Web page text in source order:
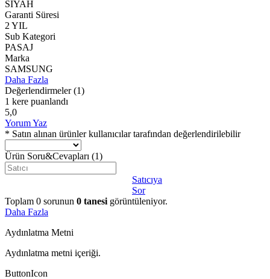
SİYAH
Garanti Süresi
2 YIL
Sub Kategori
PASAJ
Marka
SAMSUNG
Daha Fazla
Değerlendirmeler (1)
1 kere puanlandı
5,0
Yorum Yaz
* Satın alınan ürünler kullanıcılar tarafından değerlendirilebilir
Ürün Soru&Cevapları (1)
Satıcıya
Sor
Toplam 0 sorunun 0 tanesi görüntüleniyor.
Daha Fazla
Aydınlatma Metni
Aydınlatma metni içeriği.
ButtonIcon